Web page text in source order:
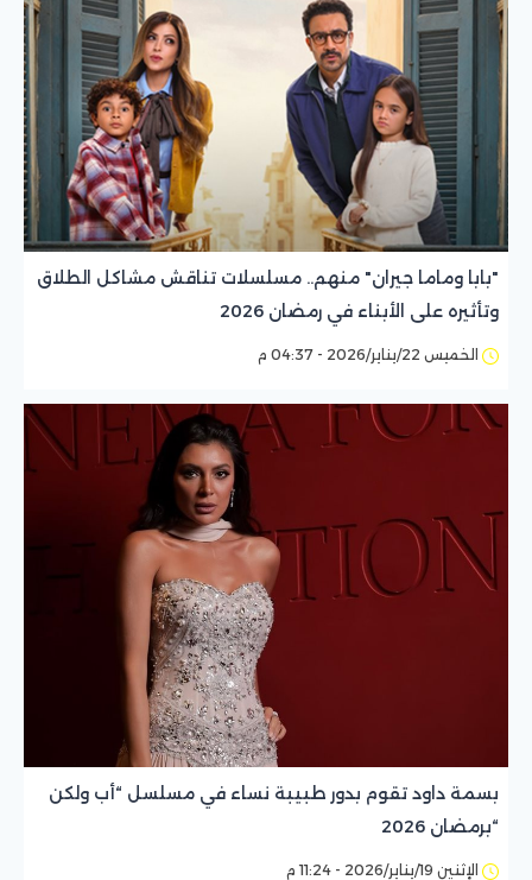
"بابا وماما جيران" منهم.. مسلسلات تناقش مشاكل الطلاق
وتأثيره على الأبناء في رمضان 2026
الخميس 22/يناير/2026 - 04:37 م
بسمة داود تقوم بدور طبيبة نساء في مسلسل “أب ولكن
“برمضان 2026
الإثنين 19/يناير/2026 - 11:24 م